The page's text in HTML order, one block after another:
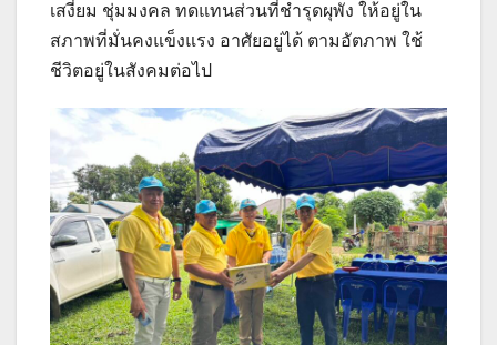
เสงี่ยม ชุ่มมงคล ทดแทนส่วนที่ชำรุดผุพัง ให้อยู่ใน
สภาพที่มั่นคงแข็งแรง อาศัยอยู่ได้ ตามอัตภาพ ใช้
ชีวิตอยู่ในสังคมต่อไป